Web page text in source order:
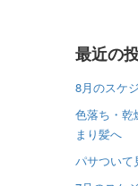
最近の
8月のスケ
色落ち・乾
まり髪へ
パサついて